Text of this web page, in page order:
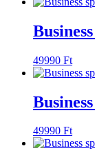
49990 Ft
49990 Ft